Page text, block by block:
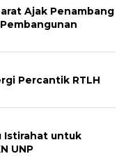
Ajak Penambang
Percantik RTLH
Istirahat untuk
UNP